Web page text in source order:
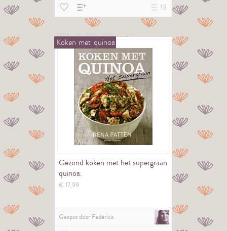
13
Koken met quinoa
Gezond koken met het supergraan
quinoa.
€ 17,99
Gespot door Federica